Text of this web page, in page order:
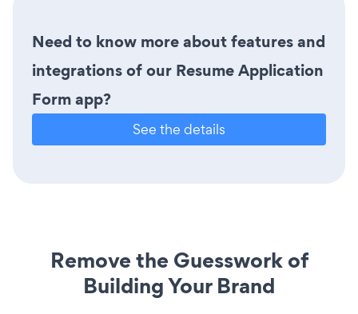
Need to know more about features and
integrations of our Resume Application
Form app?
See the details
Remove the Guesswork of
Building Your Brand